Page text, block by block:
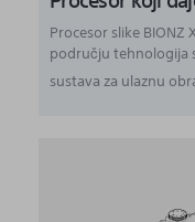
Procesor slike
području tehnologija
sustava za ulaznu